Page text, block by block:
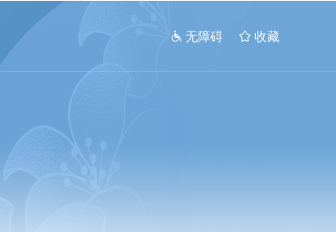
 无障碍  收藏